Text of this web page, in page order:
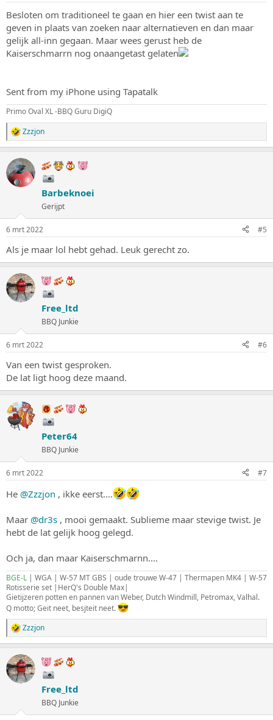
e
n
:
Besloten om traditioneel te gaan en hier een twist aan te
geven in plaats van zoeken naar alternatieven en dan maar
gelijk all-inn gegaan. Maar wees gerust heb de
Kaiserschmarrn nog onaangetast gelaten
Sent from my iPhone using Tapatalk
Primo Oval XL -BBQ Guru DigiQ
W
a
r
d
e
e
:
Zzzjon
Barbeknoei
Gerijpt
6 mrt 2022 #5
Als je maar lol hebt gehad. Leuk gerecht zo.
Free_ltd
BBQ Junkie
6 mrt 2022 #6
Van een twist gesproken.
De lat ligt hoog deze maand.
Peter64
BBQ Junkie
6 mrt 2022 #7
He @Zzzjon , ikke eerst....
Maar @dr3s , mooi gemaakt. Sublieme maar stevige twist. Je
hebt de lat gelijk hoog gelegd.
Och ja, dan maar Kaiserschmarnn....
BGE-L | WGA | W-57 MT GBS | oude trouwe W-47 | Thermapen MK4 | W-57
Rotisserie set |HerQ's Double Max|
Gietijzeren potten en pannen van Weber, Dutch Windmill, Petromax, Valhal.
Q motto; Geit neet, besjteit neet.
W
a
r
d
e
Zzzjon
Free_ltd
BBQ Junkie